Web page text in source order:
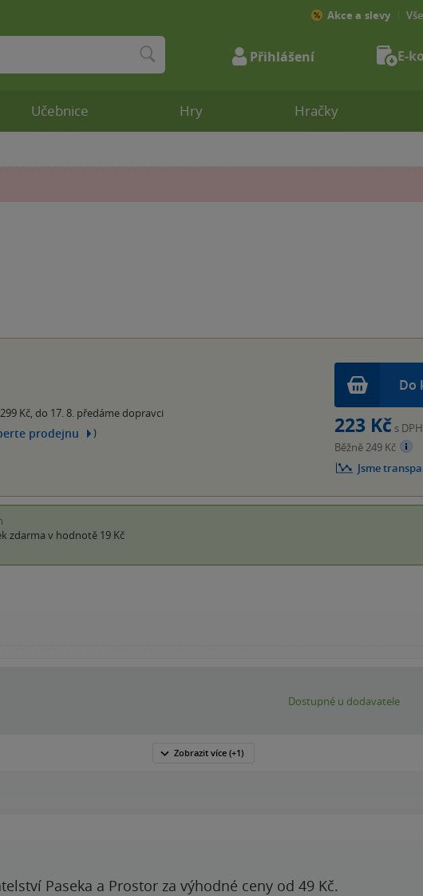
Kč, do 17. 8. předáme dopravci
prodejnu )
Do
223 Kč s DPH
Běžně 249 Kč
Jsme
zdarma v hodnotě 19 Kč
Dostupné u dodavatele
Zobrazit více (+1)
Paseka a Prostor za výhodné ceny od 49 Kč.
Učebnice Hry Hračky
Akce a slevy
Přihlášení E-